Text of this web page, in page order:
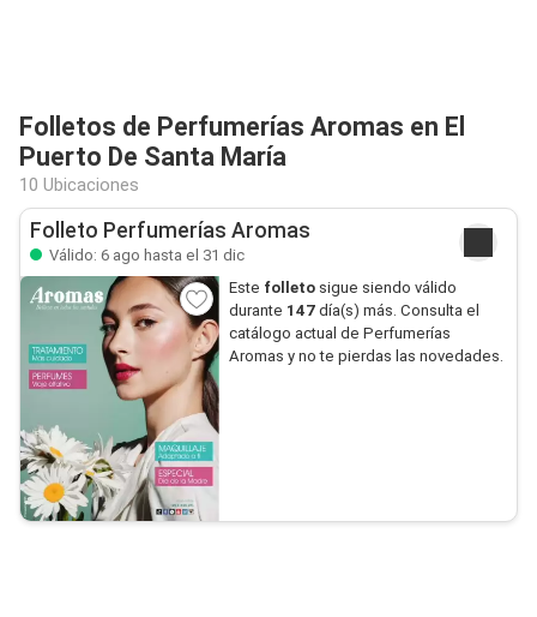
Folletos de Perfumerías Aromas en El
Puerto De Santa María
10 Ubicaciones
Folleto Perfumerías Aromas
Válido: 6 ago hasta el 31 dic
Este folletosigue siendo válido
durante 147día(s) más. Consulta el
catálogo actual de Perfumerías
Aromas y no te pierdas las novedades.